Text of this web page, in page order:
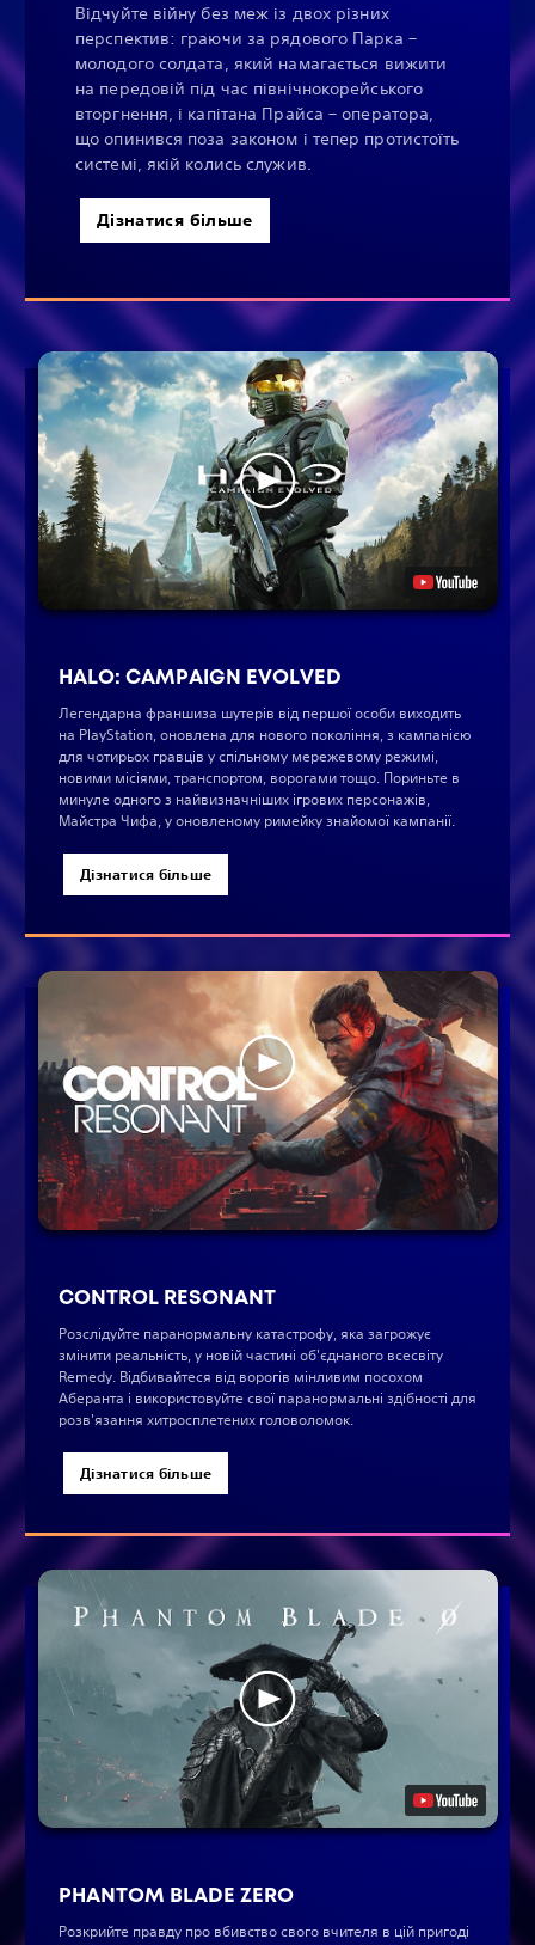
Відчуйте війну без меж із двох різних
перспектив: граючи за рядового Парка –
молодого солдата, який намагається вижити
на передовій під час північнокорейського
вторгнення, і капітана Прайса – оператора,
що опинився поза законом і тепер протистоїть
системі, якій колись служив.
Дізнатися більше
HALO: CAMPAIGN EVOLVED
Легендарна франшиза шутерів від першої особи виходить
на PlayStation, оновлена для нового покоління, з кампанією
для чотирьох гравців у спільному мережевому режимі,
новими місіями, транспортом, ворогами тощо. Пориньте в
минуле одного з найвизначніших ігрових персонажів,
Майстра Чифа, у оновленому римейку знайомої кампанії.
Дізнатися більше
CONTROL RESONANT
Розслідуйте паранормальну катастрофу, яка загрожує
змінити реальність, у новій частині об'єднаного всесвіту
Remedy. Відбивайтеся від ворогів мінливим посохом
Аберанта і використовуйте свої паранормальні здібності для
розв'язання хитросплетених головоломок.
Дізнатися більше
PHANTOM BLADE ZERO
Розкрийте правду про вбивство свого вчителя в цій пригоді